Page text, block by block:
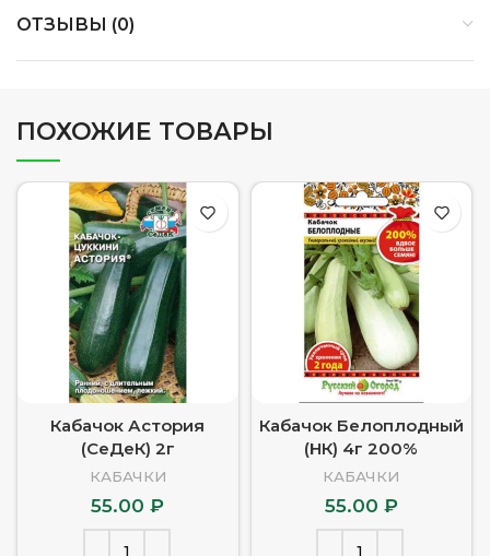
ОТЗЫВЫ (0)
ПОХОЖИЕ ТОВАРЫ
Кабачок Астория
(СеДеК) 2г
КАБАЧКИ
55.00₽
Кабачок Белоплодный
(НК) 4г 200%
КАБАЧКИ
55.00 ₽